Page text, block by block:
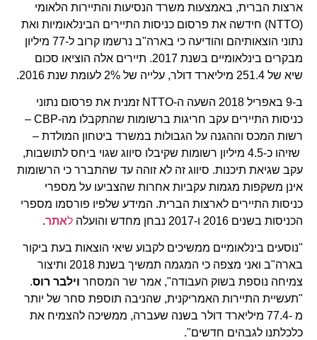
ארצות הברית, באמצעות משרד הנסיעות והתיירות הלאומי
(NTTO) חידשה את פרסום כניסות התיירים הבינלאומיות ואת
נתוני הוצאותיהם והודיעה כי בארה"ב נרשמו קרוב ל-77 מיליון
מבקרים בינלאומיים בשנת 2017. תיירים אלה הוציאו סכום
שיא של 251.4 מיליארד דולר, עלייה של 2% לעומת שנת 2016.
ב-9 באפריל 2018 השעה ה-NTTO זמנית את פרסום נתוני
כניסות התיירים עקב חריגות ברשומות שהתקבלו מה-CBP –
רשות המכס וההגנה על הגבולות במשרד ביטחון המולדת –
שזיהו כ-4.5 מיליון רשומות שקיבלו סיווג שגוי ביחס לתושבות,
עקב שגיאת תיכנות. סיווג זה לא זוהה עד שהתברר כי הרשומות
אינן משקפות מגמות עקביות אחרות שהצביעו על מספרי
כניסות התיירים לארצות הברית. המידע שלפיו פורסמו מספרי
הכניסות בשנים 2016 ו-2017 נבחן מחדש והועלה
לאתר.
"נוסעים בינלאומיים ממשיכים לקבוע שיאי הוצאות בעת ביקור
בארה"ב ואני מצפה כי המגמה תמשיך בשנת 2018 ותיצור
צמיחה נוספת בשוק העבודה", אמר שר המסחר וילבר רוס.
"תעשיית התיירות האמריקנית, שהניבה תוספת סחר של יותר
מ -77.4 מיליארד דולר בשנה שעברה, ממשיכה להצמיח את
כלכלתנו לגבהים חדשים".